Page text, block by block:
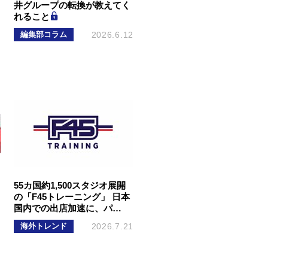
井グループの転換が教えてく
れること
編集部コラム 2026.6.12
55カ国約1,500スタジオ展開
の「F45トレーニング」 日本
国内での出店加速に、パ…
海外トレンド 2026.7.21